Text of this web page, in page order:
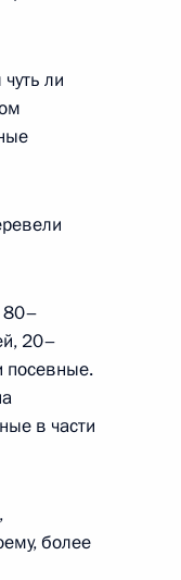
ли
80–
20–
посевные.
в части
более